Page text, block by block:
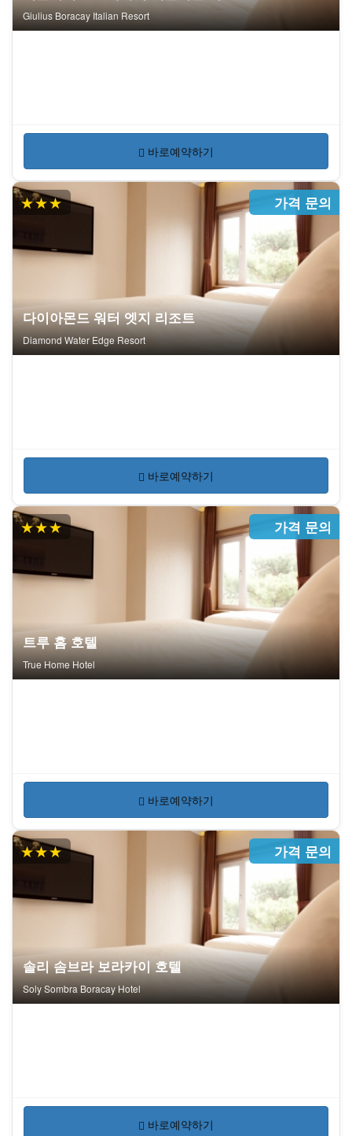
Giulius Boracay Italian Resort
바로예약하기
★★★ 가격 문의
다이아몬드 워터 엣지 리조트
Diamond Water Edge Resort
바로예약하기
★★★ 가격 문의
트루 홈 호텔
True Home Hotel
바로예약하기
★★★ 가격 문의
솔리 솜브라 보라카이 호텔
Soly Sombra Boracay Hotel
바로예약하기